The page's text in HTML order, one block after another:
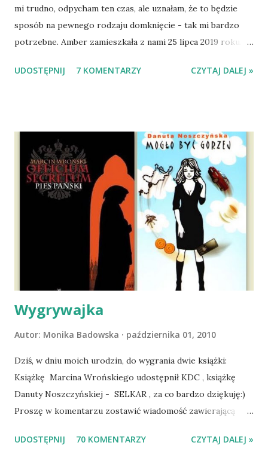
mi trudno, odpycham ten czas, ale uznałam, że to będzie
sposób na pewnego rodzaju domknięcie - tak mi bardzo
potrzebne. Amber zamieszkała z nami 25 lipca 2019 roku.
Mazowieckim, pojechaliśmy na wizytę zapoznawczą, a kilka
wspólnego życia przeczytacie TUTAJ i TUTAJ . Gdy już
nieco okrzepliśmy w codzienności z psem, a Amber - z
ludźmi i kotami, pojawił się pomysł na wspólny jesienny
wyjazd w Beskid Niski. Zanim to jednak się stało psica miała
atak padaczki, co spowodowało, że wyjazd odwołaliśmy,
wdrożyliśmy leczenie i od nowa zaczęliśmy oswajać z nami i
wspólnym życiem zdezorientowanego chorobą psa. Udało
się ustabilizować zawirowania zdrowotne i wówczas
zaczęliśmy się cieszyć sobą wzajemnie już na 100%.
Dopier...
UDOSTĘPNIJ 7 KOMENTARZY CZYTAJ DALEJ »
Wygrywajka
Autor: Monika Badowska października 01, 2010
Dziś, w dniu moich urodzin, do wygrania dwie książki:
Książkę Marcina Wrońskiego udostępnił KDC , książkę
Danuty Noszczyńskiej - SELKAR , za co bardzo dziękuję:)
Proszę w komentarzu zostawić wiadomość zawierającą
Losowanie odbędzie się w niedzielę o 8:00. Zapraszam
UDOSTĘPNIJ 70 KOMENTARZY CZYTAJ DALEJ »